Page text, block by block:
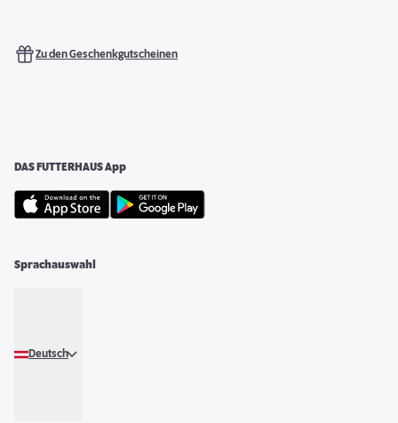
Zu den Geschenkgutscheinen
DAS FUTTERHAUS App
Sprachauswahl
Deutsch